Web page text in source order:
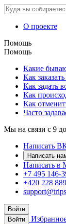
О проекте
Помощь
Помощь
Какие
Как
Как задать
Как
Как
Часто
Мы на связи с 9
Написать
Написать
Написать в
+7 495 146-
+420 228
Войти
Войти